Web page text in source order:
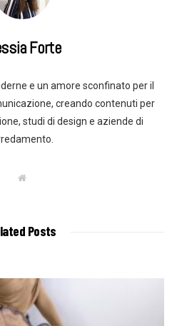
Forte
e un amore sconfinato per il
creando contenuti per
studi di design e aziende di
W
Posts